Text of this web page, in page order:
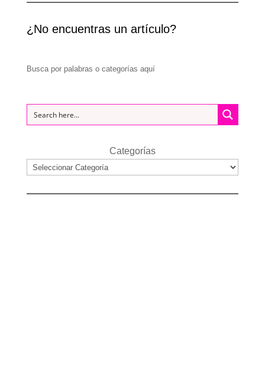
¿No encuentras un artículo?
Busca por palabras o categorías aquí
Categorías